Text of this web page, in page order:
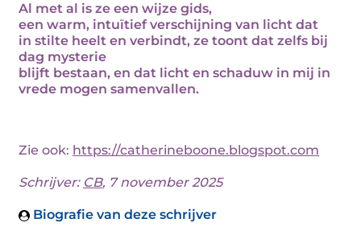
Al met al is ze een wijze gids,
een warm, intuïtief verschijning van licht dat
in stilte heelt en verbindt, ze toont dat zelfs bij
dag mysterie
blijft bestaan, en dat licht en schaduw in mij in
vrede mogen samenvallen.
Zie ook: https://catherineboone.blogspot.com
Schrijver: CB, 7 november 2025
Biografie van deze schrijver